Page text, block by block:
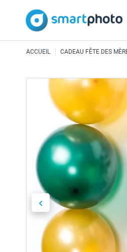
ACCUEIL CADEAU FÊTE DES